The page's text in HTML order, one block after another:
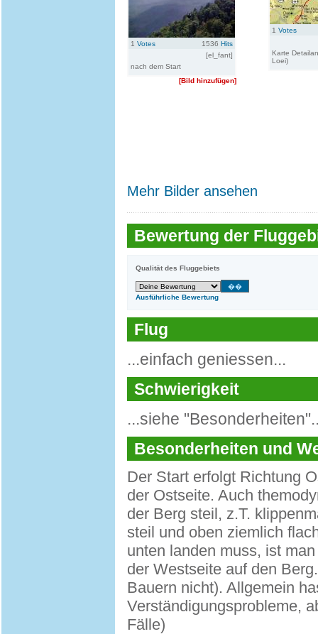
1 Votes 1536 Hits
[el_fant]
nach dem Start
[Bild hinzufügen]
1 Votes
Karte
Loei)
Mehr Bilder ansehen
Bewertung der
Qualität des Fluggebiets
Ausführliche Bewertung
Flug
...einfach geniessen...
Schwierigkeit
...siehe
Besonderheiten und
Der Start erfolgt Richtung
der Ostseite. Auch
der Berg steil, z.T.
steil und oben ziemlich
unten landen muss, ist
der Westseite auf den
Bauern nicht). Allgemein
Verständigungsprobleme,
Fälle)